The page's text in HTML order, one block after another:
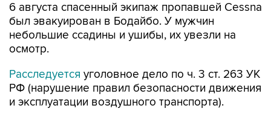
6 августа спасенный экипаж пропавшей Cessna
был эвакуирован в Бодайбо. У мужчин
небольшие ссадины и ушибы, их увезли на
осмотр.
Расследуется уголовное дело по ч. 3 ст. 263 УК
РФ (нарушение правил безопасности движения
и эксплуатации воздушного транспорта).